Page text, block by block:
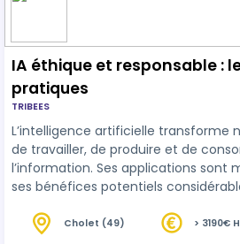
IA éthique et responsable :
pratiques
TRIBEES
L’intelligence artificielle transforme
de travailler, de produire et de
l’information. Ses applications sont
ses bénéfices potentiels
transparence, biais, inclusion,
Cholet (49) > 3190€